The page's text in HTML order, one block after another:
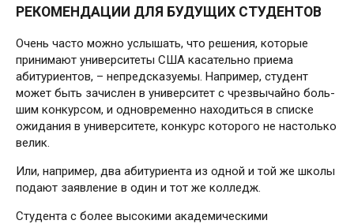
РЕКОМЕНДАЦИИ ДЛЯ БУДУЩИХ СТУДЕНТОВ
Очень часто можно услышать, что решения, которые
принимают университеты США ка­са­тельно приема
абитуриентов, – не­пред­сказу­емы. Например, студент
может быть зачислен в университет с чрезвычайно боль­
шим конкурсом, и одновременно на­ходить­ся в списке
ожидания в университете, конкурс которого не настолько
велик.
Или, например, два абитуриента из одной и той же школы
подают заявление в один и тот же колледж.
Студента с более высокими ака­деми­чес­кими